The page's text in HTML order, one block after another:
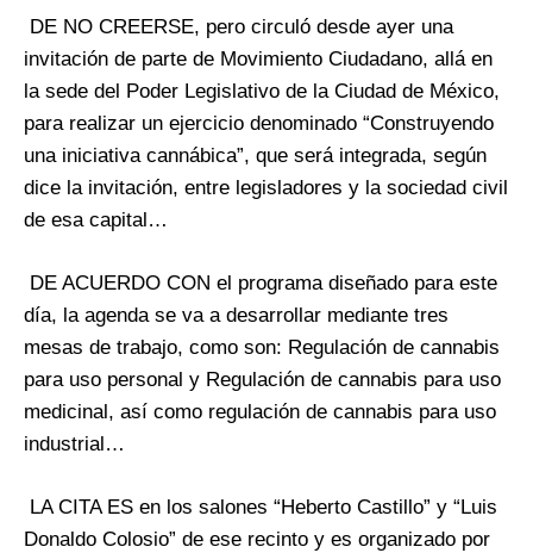
DE NO CREERSE, pero circuló desde ayer una
invitación de parte de Movimiento Ciudadano, allá en
la sede del Poder Legislativo de la Ciudad de México,
para realizar un ejercicio denominado “Construyendo
una iniciativa cannábica”, que será integrada, según
dice la invitación, entre legisladores y la sociedad civil
de esa capital…
DE ACUERDO CON el programa diseñado para este
día, la agenda se va a desarrollar mediante tres
mesas de trabajo, como son: Regulación de cannabis
para uso personal y Regulación de cannabis para uso
medicinal, así como regulación de cannabis para uso
industrial…
LA CITA ES en los salones “Heberto Castillo” y “Luis
Donaldo Colosio” de ese recinto y es organizado por